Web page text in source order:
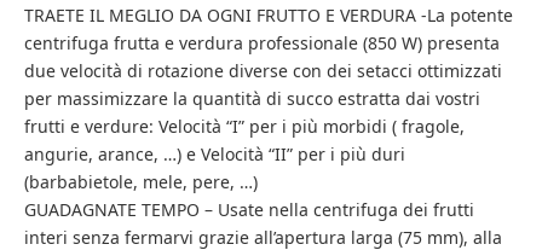
TRAETE IL MEGLIO DA OGNI FRUTTO E VERDURA -La potente
centrifuga frutta e verdura professionale (850 W) presenta
due velocità di rotazione diverse con dei setacci ottimizzati
per massimizzare la quantità di succo estratta dai vostri
frutti e verdure: Velocità “I” per i più morbidi ( fragole,
angurie, arance, …) e Velocità “II” per i più duri
(barbabietole, mele, pere, …)
GUADAGNATE TEMPO – Usate nella centrifuga dei frutti
interi senza fermarvi grazie all’apertura larga (75 mm), alla